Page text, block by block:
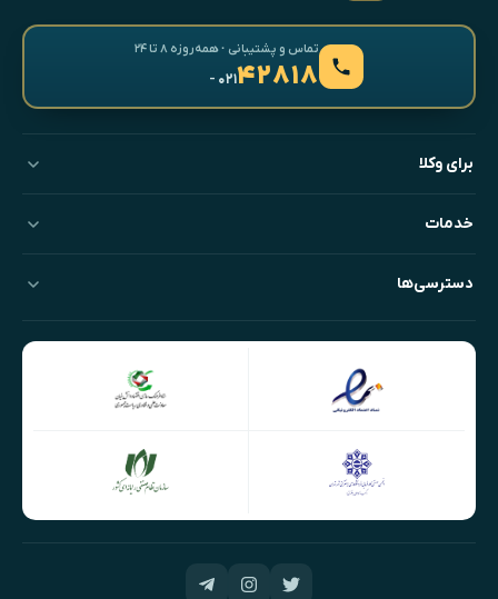
تماس و پشتیبانی · همه‌روزه ۸ تا ۲۴
۴۲۸۱۸- ۰۲۱
برای وکلا
خدمات
دسترسی‌ها